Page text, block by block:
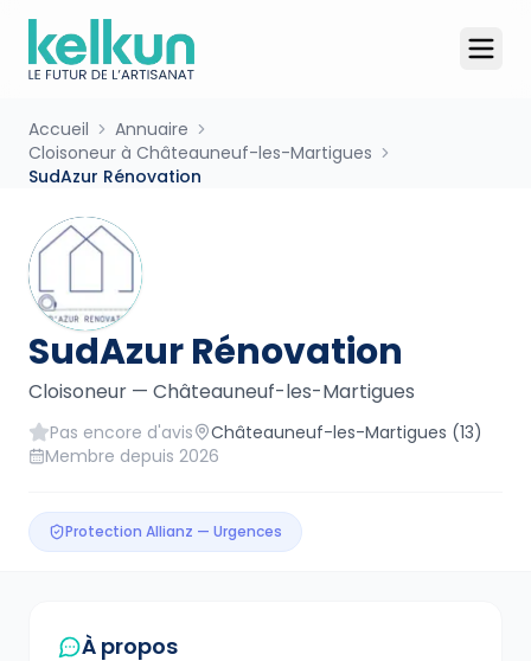
Accueil
Annuaire
Cloisoneur à Châteauneuf-les-Martigues
SudAzur Rénovation
SudAzur Rénovation
Cloisoneur — Châteauneuf-les-Martigues
Pas encore d'avis Châteauneuf-les-Martigues (13)
Membre depuis 2026
Protection Allianz — Urgences
À propos